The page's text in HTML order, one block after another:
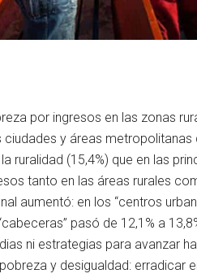
por ingresos en las zonas
ciudades y áreas
ruralidad (15,4%) que en las
tanto en las áreas rurales
aumentó: en los “centros
pasó de 12,1% a
ni estrategias para avanzar
y desigualdad: erradicar